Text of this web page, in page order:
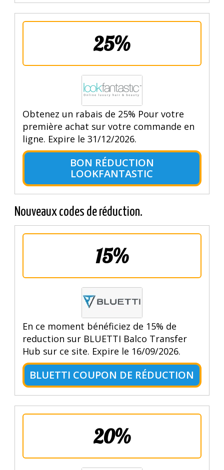
25%
Obtenez un rabais de 25% Pour votre
première achat sur votre commande en
ligne. Expire le 31/12/2026.
BON RÉDUCTION
LOOKFANTASTIC
Nouveaux codes de réduction.
15%
En ce moment bénéficiez de 15% de
reduction sur BLUETTI Balco Transfer
Hub sur ce site. Expire le 16/09/2026.
BLUETTI COUPON DE RÉDUCTION
20%